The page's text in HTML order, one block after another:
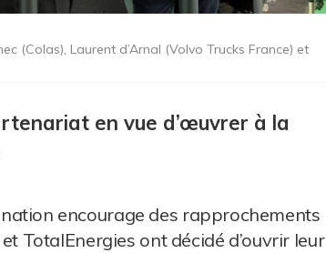
(Colas), Laurent d’Arnal (Volvo Trucks France) et
en vue d’œuvrer à la
encourage des rapprochements
TotalEnergies ont décidé d’ouvrir leur